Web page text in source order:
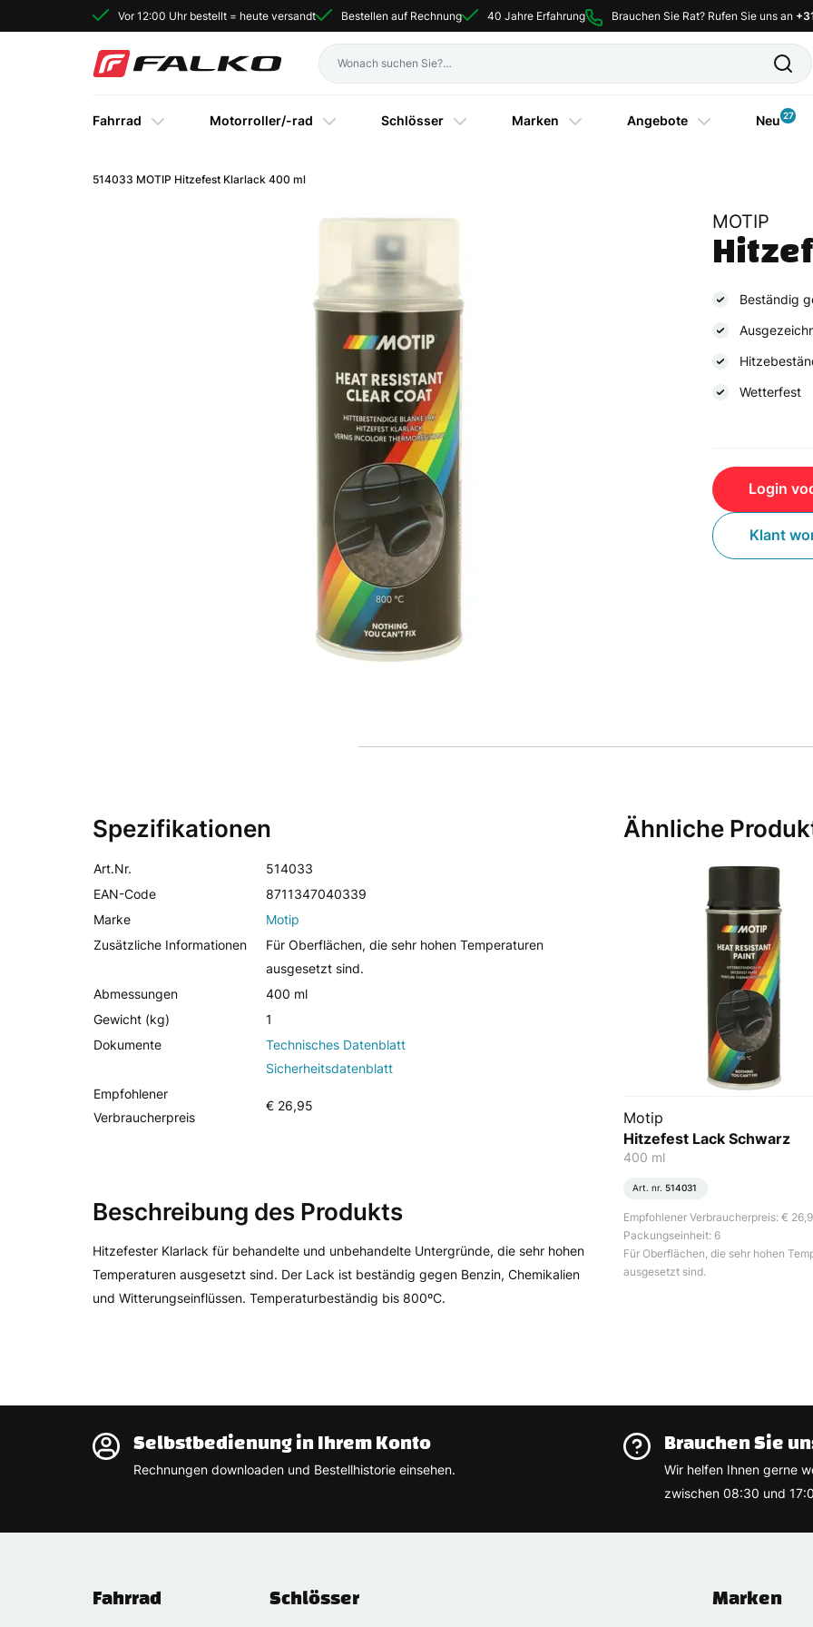
Vor 12:00 Uhr bestellt = heute versandt Bestellen auf Rechnung 40 Jahre Erfahrung Brauchen Sie Rat? Rufen Sie uns an
Fahrrad Motorroller/-rad Schlösser Marken Angebote Neu 27
514033 MOTIP Hitzefest Klarlack 400 ml
MOTIP
Beständig
Wetterfest
Login
Klant
Spezifikationen
Art.Nr.
514033
EAN-Code
8711347040339
Marke
Motip
Zusätzliche Informationen
Für Oberflächen, die sehr hohen Temperaturen
ausgesetzt sind.
Abmessungen
400 ml
Gewicht (kg)
1
Dokumente
Technisches Datenblatt
Sicherheitsdatenblatt
Empfohlener
Verbraucherpreis
€ 26,95
Beschreibung des Produkts
Hitzefester Klarlack für behandelte und unbehandelte Untergründe, die sehr hohen
Temperaturen ausgesetzt sind. Der Lack ist beständig gegen Benzin, Chemikalien
und Witterungseinflüssen. Temperaturbeständig bis 800ºC.
Ähnliche
Motip
Hitzefest Lack Schwarz
400 ml
Art. nr. 514031
Empfohlener Verbraucherpreis: €
Packungseinheit: 6
Für Oberflächen, die sehr hohen
ausgesetzt sind.
Selbstbedienung in Ihrem Konto
Rechnungen downloaden und Bestellhistorie einsehen.
Brauchen Sie
Wir helfen Ihnen gerne
zwischen 08:30 und
Fahrrad Schlösser Marken